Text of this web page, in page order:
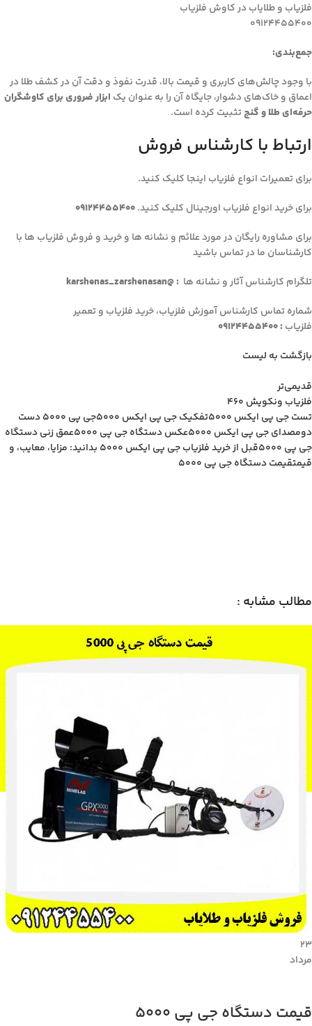
فلزیاب و طلایاب در کاوش فلزیاب
09124455400
جمع‌بندی:
با وجود چالش‌های کاربری و قیمت بالا، قدرت نفوذ و دقت آن در کشف طلا در
اعماق و خاک‌های دشوار، جایگاه آن را به عنوان یک ابزار ضروری برای کاوشگران
حرفه‌ای طلا و گنجتثبیت کرده است.
ارتباط با کارشناس فروش
برای تعمیرات انواع فلزیاب اینجا کلیک کنید.
برای خرید انواع فلزیاب اورجینال کلیک کنید.09124455400
برای مشاوره رایگان در مورد علائم و نشانه ها و خرید و فروش فلزیاب ها با
کارشناسان ما در تماس باشید
تلگرام کارشناس آثار و نشانه ها : @karshenas_zarshenasan
شماره تماس کارشناس آموزش فلزیاب، خرید فلزیاب و تعمیر
فلزیاب : 09124455400
بازگشت به لیست
قدیمی‌تر
فلزیاب ونکویش 460
تست جی پی ایکس 5000
تفکیک جی پی ایکس 5000
جی پی ۵۰۰۰ دست
دومصدای جی پی ایکس 5000 عکس دستگاه جی پی 5000
عمق زنی دستگاه
جی پی 5۰۰0
قبل از خرید فلزیاب جی پی ایکس 5000 بدانید: مزایا، معایب، و
قیمتقیمت دستگاه جی پی 5000
مطالب مشابه :
23
مرداد
قیمت دستگاه جی پی 5000